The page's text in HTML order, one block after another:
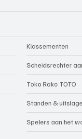
Klassementen
Scheidsrechter
Toko Roko TOTO
Standen &
Spelers aan het